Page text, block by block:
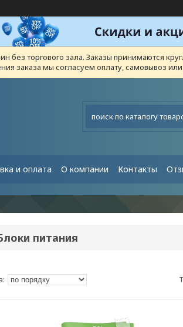
без торгового зала. Заказы принимаются
заказа мы согласуем оплату, самовывоз
и оплата О компании Контакты
питания